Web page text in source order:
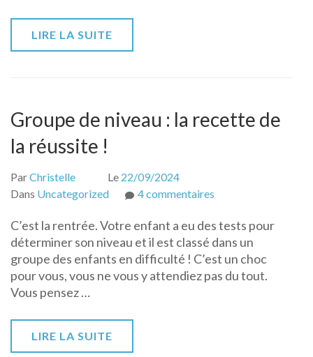
LIRE LA SUITE
Groupe de niveau : la recette de
la réussite !
ParChristelle Le 22/09/2024
Dans Uncategorized 4 commentaires
de
niveau
:
la
C’est la rentrée. Votre enfant a eu des tests pour
déterminer son niveau et il est classé dans un
groupe des enfants en difficulté ! C’est un choc
pour vous, vous ne vous y attendiez pas du tout.
Vous pensez …
LIRE LA SUITE